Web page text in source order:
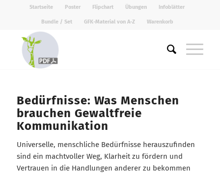
Startseite Poster Flipchart Übungen Infoblätter
Bundle / Set GFK-Material von A-Z Warenkorb
Bedürfnisse: Was Menschen
brauchen Gewaltfreie
Kommunikation
Universelle, menschliche Bedürfnisse herauszufinden
sind ein machtvoller Weg, Klarheit zu fördern und
Vertrauen in die Handlungen anderer zu bekommen